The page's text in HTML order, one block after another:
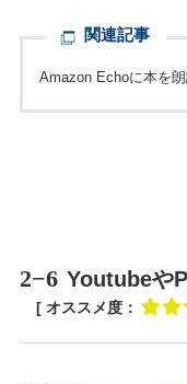
関連記事
Amazon Echoに本を
2−6 Youtubeや
[ オススメ度：